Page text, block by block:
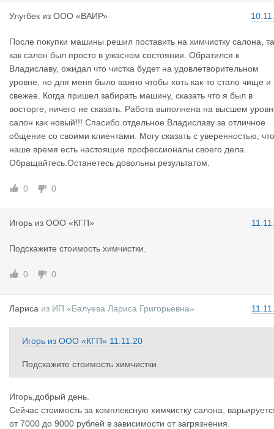
Улугбек из ООО «ВАИР»
После покупки машины решил поставить на химчистку салона,
как салон был просто в ужасном состоянии. Обратился к
Владиславу, ожидал что чистка будет на удовлетворительном
уровне, но для меня было важно чтобы хоть как-то стало чище и
свежее. Когда пришел забирать машину, сказать что я был в
восторге, ничего не сказать. Работа выполнена на высшем
салон как новый!!! Спасибо отдельное Владиславу за отличное
общение со своими клиентами. Могу сказать с уверенностью,
наше время есть настоящие профессионалы своего дела.
Обращайтесь.Останетесь довольны результатом.
0 0
Игорь из ООО «КГП»
Подскажите стоимость химчистки.
0 0
Лариса из ИП «Балуева Лариса Григорьевна»
Игорь из ООО «КГП» 11.11.20
Подскажите стоимость химчистки.
Игорь,добрый день.
Сейчас стоимость за комплексную химчистку салона,
от 7000 до 9000 рублей в зависимости от загрязнения.